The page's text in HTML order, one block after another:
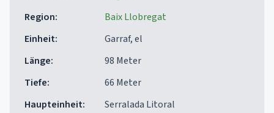
Region:
Baix Llobregat
Einheit:
Garraf, el
Länge:
98 Meter
Tiefe:
66 Meter
Haupteinheit:
Serralada Litoral